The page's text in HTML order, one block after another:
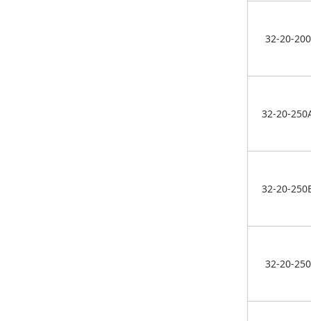
32-20-200
32-20-
32-20-
32-20-250